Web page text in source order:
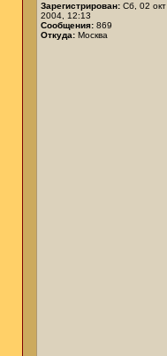
Зарегистрирован: Сб, 02 окт
2004, 12:13
Сообщения: 869
Откуда: Москва